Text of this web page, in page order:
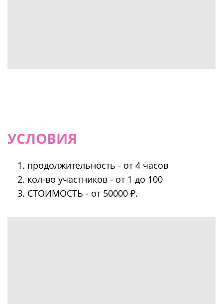
УСЛОВИЯ
продолжительность - от 4 часов
кол-во участников - от 1 до 100
СТОИМОСТЬ - от 50000 ₽.